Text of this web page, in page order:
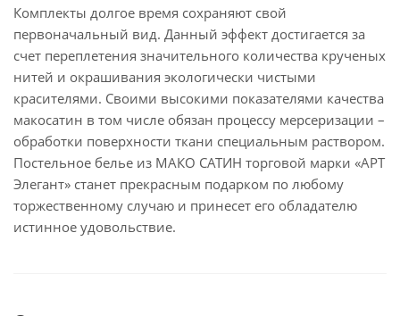
Комплекты долгое время сохраняют свой
первоначальный вид. Данный эффект достигается за
счет переплетения значительного количества крученых
нитей и окрашивания экологически чистыми
красителями. Своими высокими показателями качества
макосатин в том числе обязан процессу мерсеризации –
обработки поверхности ткани специальным раствором.
Постельное белье из МАКО САТИН торговой марки «АРТ
Элегант» станет прекрасным подарком по любому
торжественному случаю и принесет его обладателю
истинное удовольствие.